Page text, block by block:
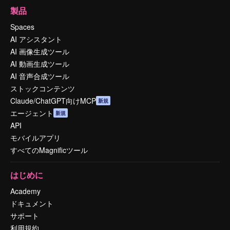
製品
Spaces
AI アシスタント
AI 画像生成ツール
AI 動画生成ツール
AI 音声合成ツール
ストックコンテンツ
Claude/ChatGPT向けMCP 新規
エージェント 新規
API
モバイルアプリ
すべてのMagnificツール
はじめに
Academy
ドキュメント
サポート
利用規約